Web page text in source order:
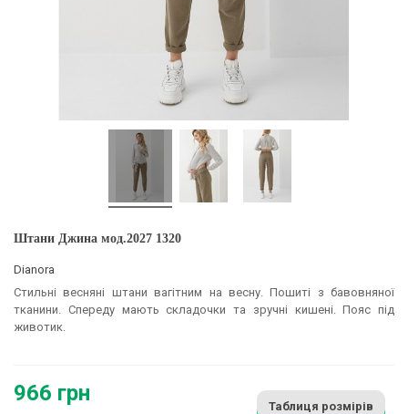
Штани Джина мод.2027 1320
Dianora
Стильні весняні штани вагітним на весну. Пошиті з бавовняної
тканини. Спереду мають складочки та зручні кишені. Пояс під
животик.
966 грн
Таблиця розмірів